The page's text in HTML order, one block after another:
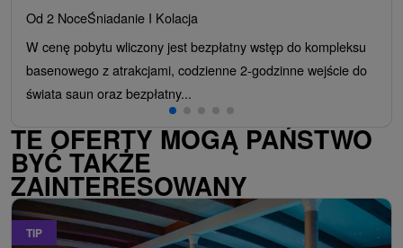
Od 2 NoceŚniadanie I Kolacja
W cenę pobytu wliczony jest bezpłatny wstęp do kompleksu
basenowego z atrakcjami, codzienne 2-godzinne wejście do
świata saun oraz bezpłatny...
TE OFERTY MOGĄ PAŃSTWO
BYĆ TAKŻE
ZAINTERESOWANY
TIP